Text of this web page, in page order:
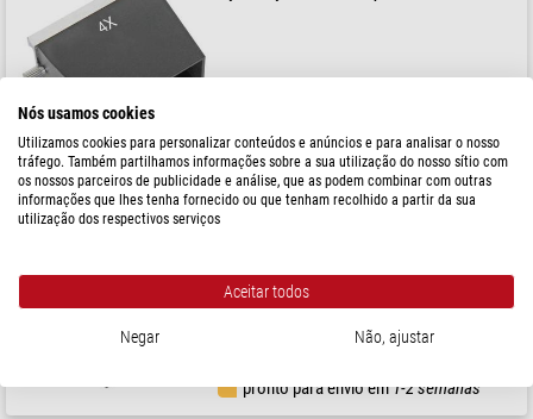
pronto para envio em24 hrs
Bresser
pronto para envio em1-2 semanas
Nós usamos cookies
Utilizamos cookies para personalizar conteúdos e anúncios e para analisar o nosso
tráfego. Também partilhamos informações sobre a sua utilização do nosso sítio com
os nossos parceiros de publicidade e análise, que as podem combinar com outras
informações que lhes tenha fornecido ou que tenham recolhido a partir da sua
utilização dos respectivos serviços
Aceitar todos
Negar Não, ajustar